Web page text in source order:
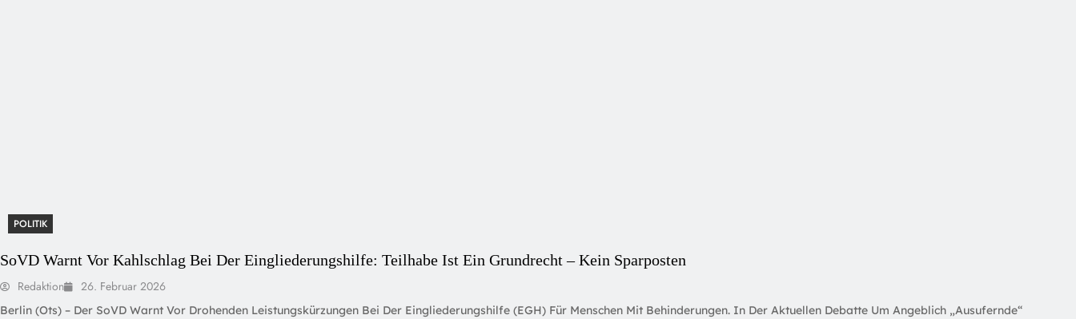
POLITIK
SoVD Warnt Vor Kahlschlag Bei Der Eingliederungshilfe: Teilhabe Ist Ein Grundrecht – Kein Sparposten
Redaktion 26. Februar 2026
Berlin (ots) – Der SoVD Warnt Vor Drohenden Leistungskürzungen Bei Der Eingliederungshilfe (EGH) Für Menschen Mit Behinderungen. In Der Aktuellen Debatte Um Angeblich „ausufernde“